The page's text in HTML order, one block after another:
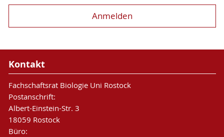
Kontakt
Fachschaftsrat Biologie Uni Rostock
Postanschrift:
Albert-Einstein-Str. 3
18059 Rostock
Büro: